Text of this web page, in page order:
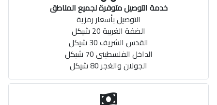
خدمة التوصيل متوفرة لجميع المناطق
التوصيل بأسعار رمزية
الضفة الغربية 20 شيكل
القدس الشريف 30 شيكل
الداخل الفلسطيني 70 شيكل
الجولان والغجر 80 شيكل